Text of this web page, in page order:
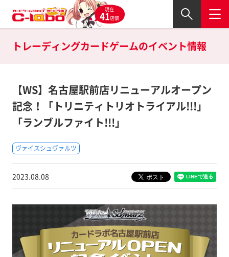
現在
41店舗
トレーディングカードゲームのイベント情報
【WS】名古屋駅前店リニューアルオープン
記念！「トリニティトリオトライアル!!!」
「ランブルファイト!!!」
ヴァイスシュヴァルツ
2023.08.08